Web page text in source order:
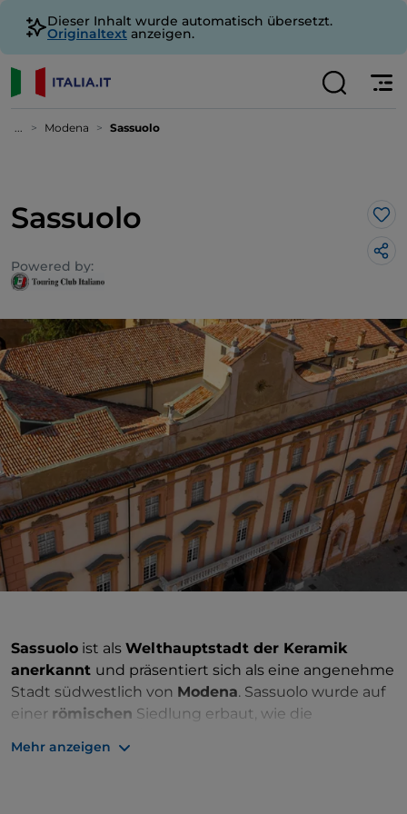
Dieser Inhalt wurde automatisch übersetzt.
Originaltext anzeigen.
... Modena Sassuolo
Sassuolo
Powered by:
Sassuolo ist als Welthauptstadt der Keramik
anerkannt und präsentiert sich als eine angenehme
Stadt südwestlich von Modena. Sassuolo wurde auf
einer römischen Siedlung erbaut, wie die
Montegibbio belegen, und wurde bis zum ersten
Mehr anzeigen